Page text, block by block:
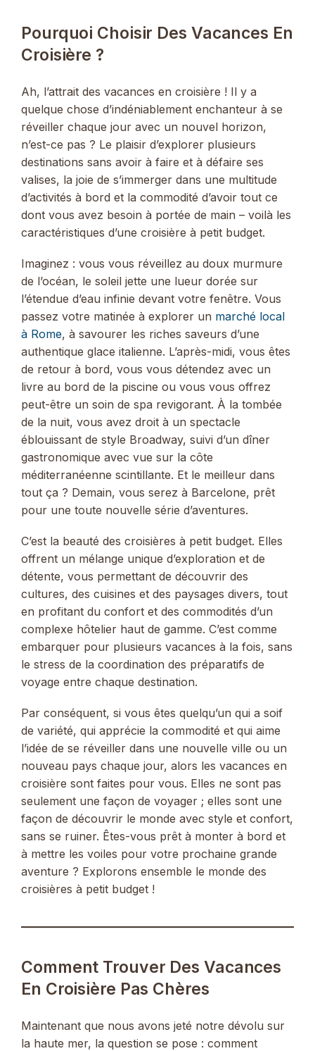
Pourquoi Choisir Des Vacances En
Croisière ?
Ah, l’attrait des vacances en croisière ! Il y a
quelque chose d’indéniablement enchanteur à se
réveiller chaque jour avec un nouvel horizon,
n’est-ce pas ? Le plaisir d’explorer plusieurs
destinations sans avoir à faire et à défaire ses
valises, la joie de s’immerger dans une multitude
d’activités à bord et la commodité d’avoir tout ce
dont vous avez besoin à portée de main – voilà les
caractéristiques d’une croisière à petit budget.
Imaginez : vous vous réveillez au doux murmure
de l’océan, le soleil jette une lueur dorée sur
l’étendue d’eau infinie devant votre fenêtre. Vous
passez votre matinée à explorer un marché local
à Rome, à savourer les riches saveurs d’une
authentique glace italienne. L’après-midi, vous êtes
de retour à bord, vous vous détendez avec un
livre au bord de la piscine ou vous vous offrez
peut-être un soin de spa revigorant. À la tombée
de la nuit, vous avez droit à un spectacle
éblouissant de style Broadway, suivi d’un dîner
gastronomique avec vue sur la côte
méditerranéenne scintillante. Et le meilleur dans
tout ça ? Demain, vous serez à Barcelone, prêt
pour une toute nouvelle série d’aventures.
C’est la beauté des croisières à petit budget. Elles
offrent un mélange unique d’exploration et de
détente, vous permettant de découvrir des
cultures, des cuisines et des paysages divers, tout
en profitant du confort et des commodités d’un
complexe hôtelier haut de gamme. C’est comme
embarquer pour plusieurs vacances à la fois, sans
le stress de la coordination des préparatifs de
voyage entre chaque destination.
Par conséquent, si vous êtes quelqu’un qui a soif
de variété, qui apprécie la commodité et qui aime
l’idée de se réveiller dans une nouvelle ville ou un
nouveau pays chaque jour, alors les vacances en
croisière sont faites pour vous. Elles ne sont pas
seulement une façon de voyager ; elles sont une
façon de découvrir le monde avec style et confort,
sans se ruiner. Êtes-vous prêt à monter à bord et
à mettre les voiles pour votre prochaine grande
aventure ? Explorons ensemble le monde des
croisières à petit budget !
Comment Trouver Des Vacances
En Croisière Pas Chères
Maintenant que nous avons jeté notre dévolu sur
la haute mer, la question se pose : comment